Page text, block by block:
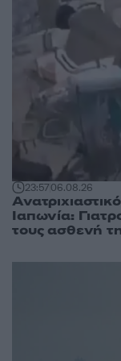
23:5706.08.26
Ιαπωνία:
τους ασθενή